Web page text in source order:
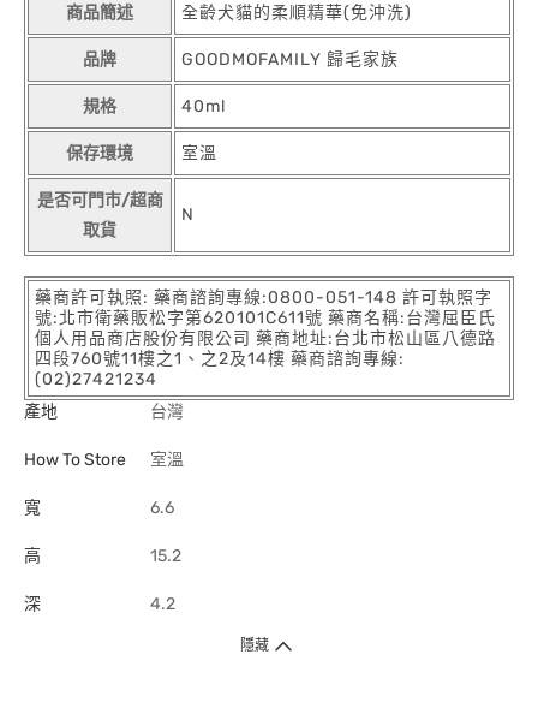
商品簡述 全齡犬貓的柔順精華(免沖洗)
品牌 GOODMOFAMILY 歸毛家族
規格 40ml
保存環境 室溫
是否可門市/超商
取貨
N
藥商許可執照: 藥商諮詢專線:0800-051-148 許可執照字
號:北市衛藥販松字第620101C611號 藥商名稱:台灣屈臣氏
個人用品商店股份有限公司 藥商地址:台北市松山區八德路
四段760號11樓之1、之2及14樓 藥商諮詢專線:
(02)27421234
產地
台灣
How To Store 室溫
寬 6.6
高 15.2
深 4.2
隱藏